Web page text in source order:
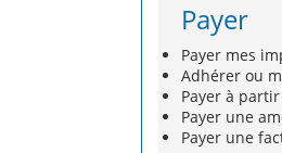
Payer
Payer mes
Adhérer ou
Payer à
Payer une
Payer une